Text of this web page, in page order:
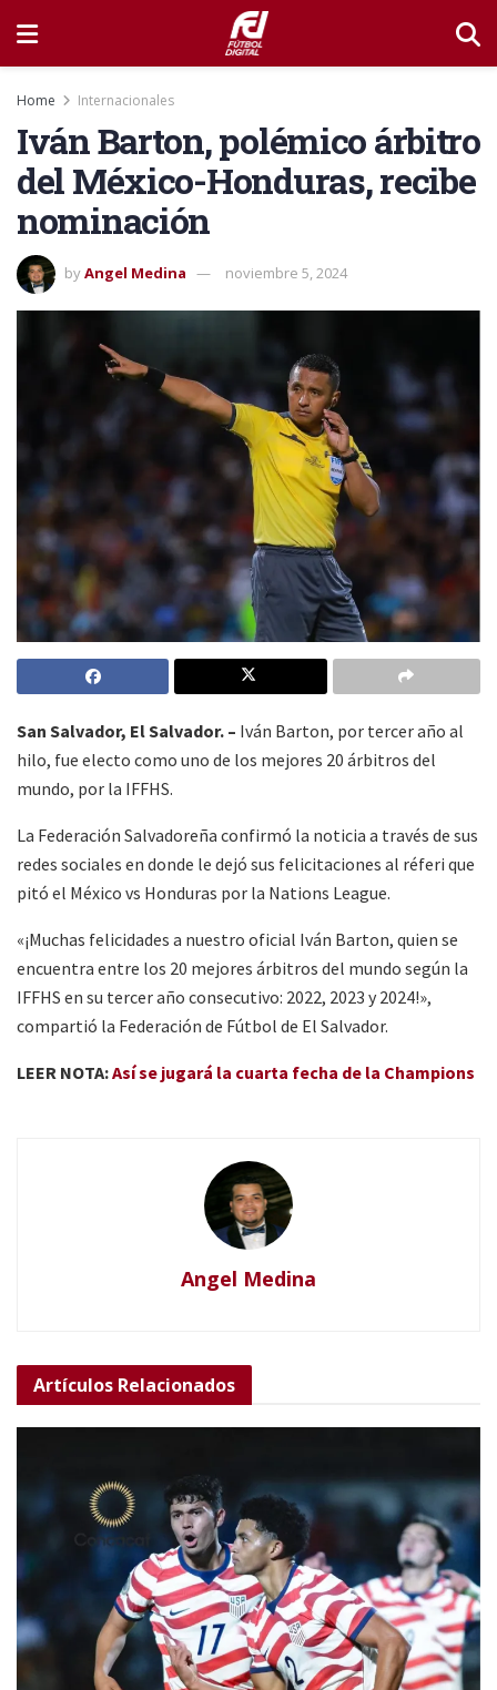
Home Internacionales
Iván Barton, polémico árbitro
del México-Honduras, recibe
nominación
byAngel Medina noviembre 5, 2024
San Salvador, El Salvador. – Iván Barton, por tercer año al
hilo, fue electo como uno de los mejores 20 árbitros del
mundo, por la IFFHS.
La Federación Salvadoreña confirmó la noticia a través de sus
redes sociales en donde le dejó sus felicitaciones al réferi que
pitó el México vs Honduras por la Nations League.
«¡Muchas felicidades a nuestro oficial Iván Barton, quien se
encuentra entre los 20 mejores árbitros del mundo según la
IFFHS en su tercer año consecutivo: 2022, 2023 y 2024!»,
compartió la Federación de Fútbol de El Salvador.
LEER NOTA:Así se jugará la cuarta fecha de la Champions
Angel Medina
Artículos Relacionados